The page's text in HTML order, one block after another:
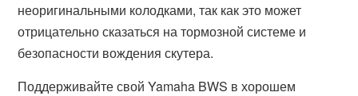
неоригинальными колодками, так как это может
отрицательно сказаться на тормозной системе и
безопасности вождения скутера.
Поддерживайте свой Yamaha BWS в хорошем